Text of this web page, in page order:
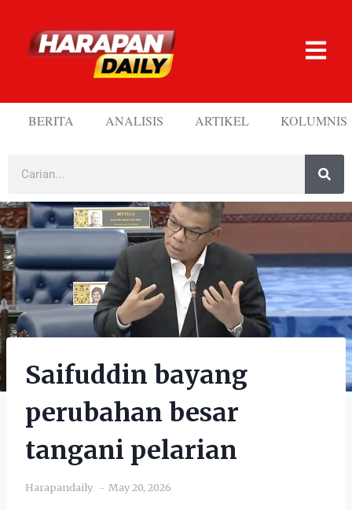
BERITA ANALISIS ARTIKEL KOLUMNIS
Saifuddin bayang
perubahan besar
tangani pelarian
Harapandaily May 20, 2026